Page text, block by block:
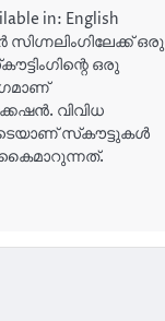
in: English
ഒരു
ഒരു
വിവിധ
സ്‌കൗട്ടുകൾ